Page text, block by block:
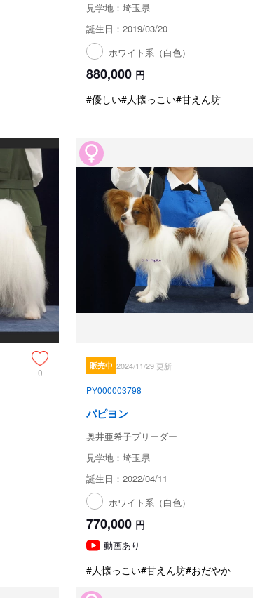
見学地：埼玉県
誕生日：2019/03/20
ホワイト系（白色）
880,000 円
#優しい#人懐っこい#甘えん坊
0
販売中 2024/11/29 更新
PY000003798
パピヨン
奥井亜希子ブリーダー
見学地：埼玉県
誕生日：2022/04/11
ホワイト系（白色）
770,000 円
動画あり
#人懐っこい#甘えん坊#おだやか